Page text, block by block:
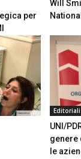
per
Will
Editoriali
UNI/
genere
le